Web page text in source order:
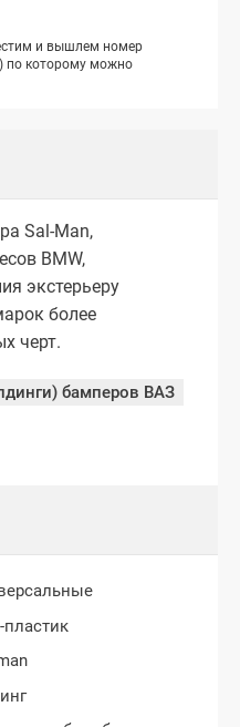
и вышлем номер
по которому можно
Sal-Man,
BMW,
экстерьеру
более
черт.
бамперов ВАЗ